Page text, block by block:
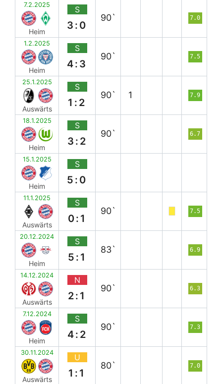
7.2.2025
Heim
S
3:0
90` 7.0
1.2.2025
Heim
S
4:3
90` 7.5
25.1.2025
Auswärts
S
1:2
90` 1 7.9
18.1.2025
Heim
S
3:2
90` 6.7
15.1.2025
Heim
S
5:0
11.1.2025
Auswärts
S
0:1
90` 7.5
20.12.2024
Heim
S
5:1
83` 6.9
14.12.2024
Auswärts
N
2:1
90` 6.3
7.12.2024
Heim
S
4:2
90` 7.3
30.11.2024
Auswärts
U
1:1
80` 7.0